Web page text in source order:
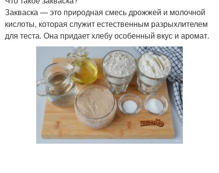
Закваска — это природная смесь дрожжей и молочной
кислоты, которая служит естественным разрыхлителем
для теста. Она придает хлебу особенный вкус и аромат.